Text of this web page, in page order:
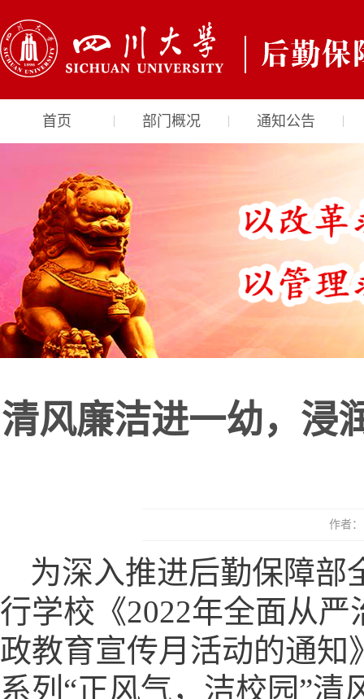
首页 部门概况 通知公告
清风廉洁进一幼，
作者
为深入推进后勤保障部
行学校《2022年全面从
政教育宣传月活动的通知
系列“正风气，洁校园”清